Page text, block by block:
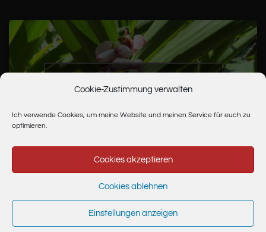
Cookie-Zustimmung verwalten
Ich verwende Cookies, um meine Website und meinen Service für euch zu
optimieren.
Cookies akzeptieren
Cookies ablehnen
Einstellungen anzeigen
zu akzeptieren und diesen Inhalt zu